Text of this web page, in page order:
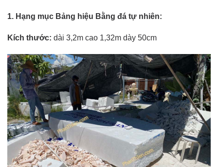
1. Hạng mục Bảng hiệu Bằng đá tự nhiên:
Kích thước: dài 3,2m cao 1,32m dày 50cm